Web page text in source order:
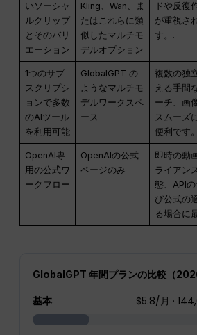
いソーシャ
ルクリップ
とそのバリ
エーション
Kling、Wan、ま
たはこれらに類
似したマルチモ
デルオプション
ドや反復
が重視さ
す。.
1つのサブ
スクリプシ
ョンで多数
のAIツール
を利用可能
GlobalGPT の
ようなマルチモ
デルワークスペ
ース
複数の独
える手間
ーチ、画
スムーズ
便利です
OpenAI専
用の公式ワ
ークフロー
OpenAIの公式
ページのみ
即時の動
ライアン
態、API
び公式の
る場合に
GlobalGPT 年間プランの比較（
基本 $5.8/月 ·